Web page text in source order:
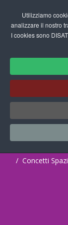
Utilizziamo
analizzare il nostro
I cookies sono
Home
Concetti